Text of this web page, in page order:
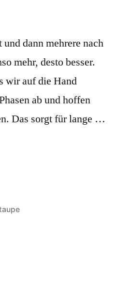
dann mehrere nach
mehr, desto besser.
wir auf die Hand
ab und hoffen
Das sorgt für lange …